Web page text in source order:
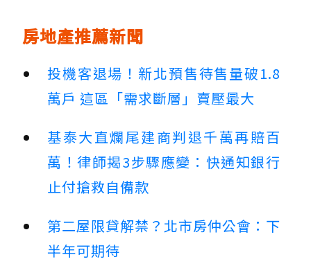
房地產推薦新聞
投機客退場！新北預售待售量破1.8
萬戶 這區「需求斷層」賣壓最大
基泰大直爛尾建商判退千萬再賠百
萬！律師揭3步驟應變：快通知銀行
止付搶救自備款
第二屋限貸解禁？北市房仲公會：下
半年可期待